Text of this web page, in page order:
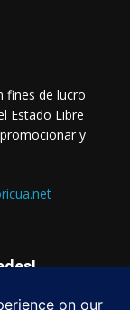
fines de lucro
Estado Libre
y